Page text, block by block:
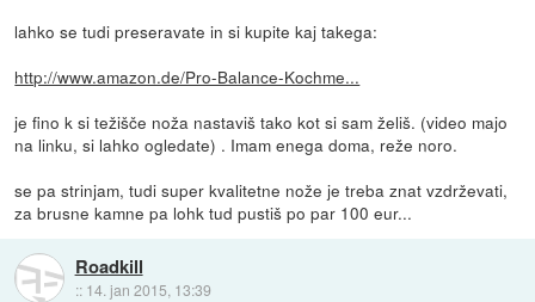
lahko se tudi preseravate in si kupite kaj takega:
http://www.amazon.de/Pro-Balance-Kochme...
je fino k si težišče noža nastaviš tako kot si sam želiš. (video majo
na linku, si lahko ogledate) . Imam enega doma, reže noro.
se pa strinjam, tudi super kvalitetne nože je treba znat vzdrževati,
za brusne kamne pa lohk tud pustiš po par 100 eur...
Roadkill
:: 14. jan 2015, 13:39